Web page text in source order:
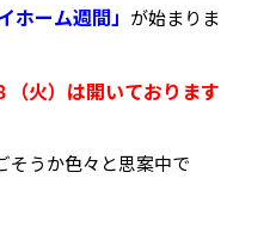
ホーム週間」 が始まりま
（火）は開いております
そうか色々と思案中で